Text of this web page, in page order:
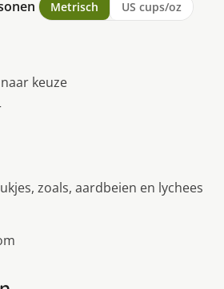
Metrisch US cups/oz
keuze
zoals, aardbeien en lychees